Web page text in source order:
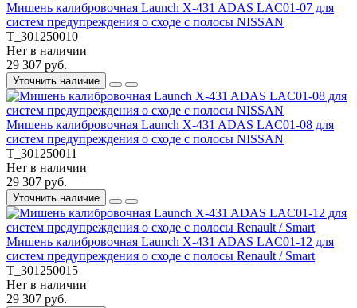
Мишень калибровочная Launch X-431 ADAS LAC01-07 для
систем предупреждения о сходе с полосы NISSAN
T_301250010
Нет в наличии
29 307 руб.
Уточнить наличие
Мишень калибровочная Launch X-431 ADAS LAC01-08 для
систем предупреждения о сходе с полосы NISSAN
T_301250011
Нет в наличии
29 307 руб.
Уточнить наличие
Мишень калибровочная Launch X-431 ADAS LAC01-12 для
систем предупреждения о сходе с полосы Renault / Smart
T_301250015
Нет в наличии
29 307 руб.